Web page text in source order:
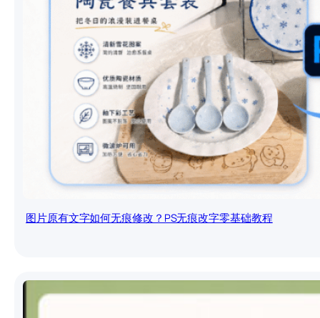
图片原有文字如何无痕修改？PS无痕改字零基础教程